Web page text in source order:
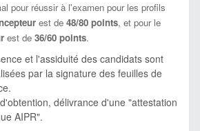
pour réussir à l'examen pour les profils
est de 48/80 points, et pour le
est de 36/60 points.
et l'assiduité des candidats sont
par la signature des feuilles de
délivrance d'une "attestation
AIPR".